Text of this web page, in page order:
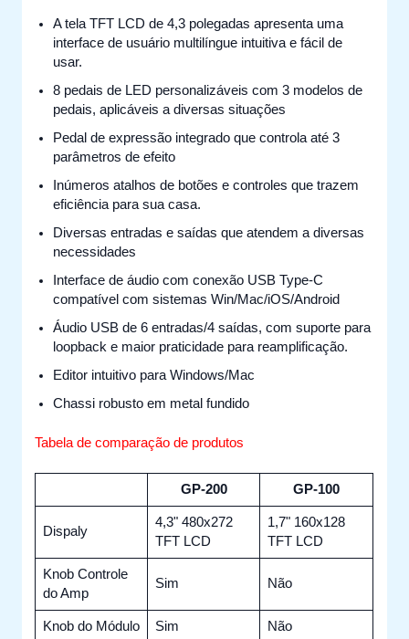
A tela TFT LCD de 4,3 polegadas apresenta uma
interface de usuário multilíngue intuitiva e fácil de
usar.
8 pedais de LED personalizáveis ​​com 3 modelos de
pedais, aplicáveis ​​a diversas situações
Pedal de expressão integrado que controla até 3
parâmetros de efeito
Inúmeros atalhos de botões e controles que trazem
eficiência para sua casa.
Diversas entradas e saídas que atendem a diversas
necessidades
Interface de áudio com conexão USB Type-C
compatível com sistemas Win/Mac/iOS/Android
Áudio USB de 6 entradas/4 saídas, com suporte para
loopback e maior praticidade para reamplificação.
Editor intuitivo para Windows/Mac
Chassi robusto em metal fundido
Tabela de comparação de produtos
GP-200 GP-100
Dispaly
4,3" 480x272
TFT LCD
1,7" 160x128
TFT LCD
Knob Controle
do Amp
Sim Não
Knob do Módulo Sim Não